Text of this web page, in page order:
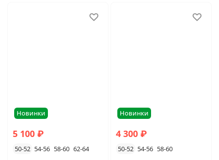
Новинки
5 100 ₽
50-52 54-56 58-60 62-64
Новинки
4 300 ₽
50-52 54-56 58-60